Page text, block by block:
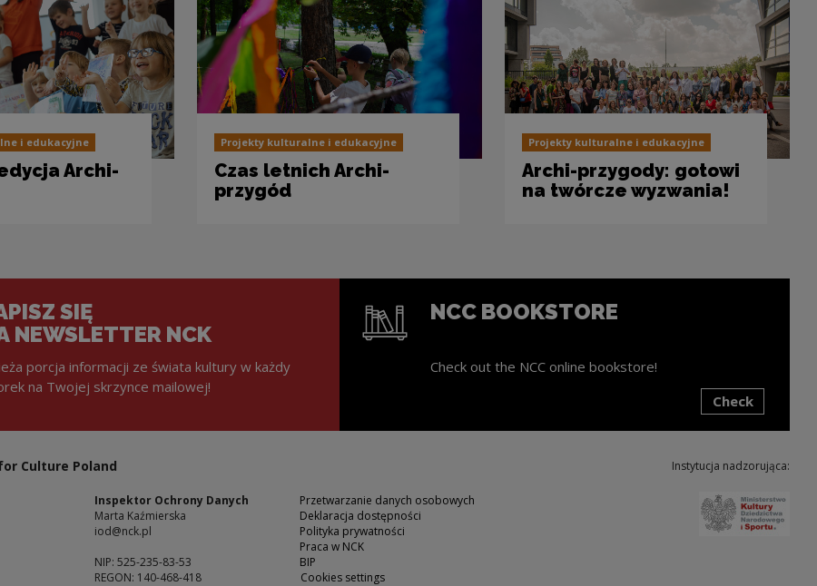
i edukacyjne
Archi-
Projekty kulturalne i edukacyjne
Czas letnich Archi-
przygód
Projekty kulturalne i edukacyjne
Archi-przygody: gotowi
na twórcze wyzwania!
SIĘ
NEWSLETTER NCK
porcja informacji ze świata kultury w każdy
na Twojej skrzynce mailowej!
NCC BOOKSTORE
Check out the NCC online bookstore!
Check
Culture Poland
Inspektor Ochrony Danych
Marta Kaźmierska
iod@nck.pl
NIP: 525-235-83-53
REGON: 140-468-418
Przetwarzanie danych osobowych
Deklaracja dostępności
Polityka prywatności
Praca w NCK
BIP
Cookies settings
Instytucja nadzorująca: